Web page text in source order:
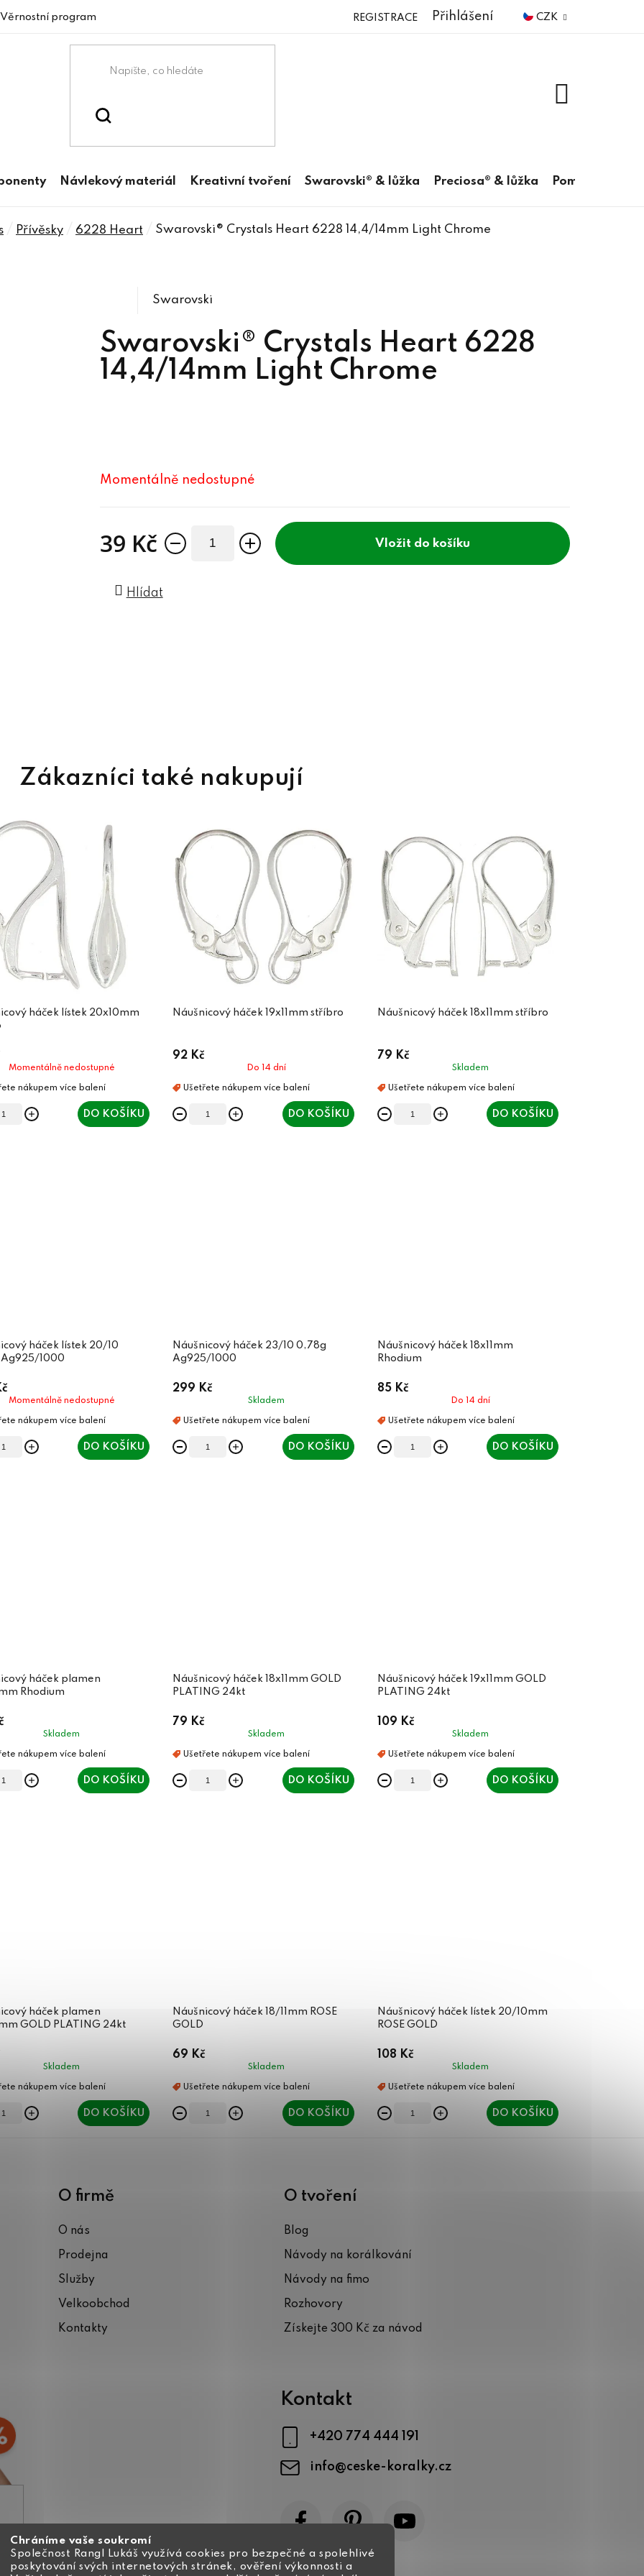
Chráníme vaše soukromí
Společnost Rangl Lukáš využívá cookies pro bezpečné a spolehlivé
poskytování svých internetových stránek, ověření výkonnosti a
Věrnostní program CZK
Přihlášení
REGISTRACE
Návlekový materiál Kreativní tvoření Swarovski® & lůžka Preciosa® & lůžka Pomůcky
Přívěsky 6228 Heart Swarovski® Crystals Heart 6228 14,4/14mm Light Chrome
Swarovski® Crystals Heart 6228
14,4/14mm Light Chrome
Swarovski
Momentálně nedostupné
39 Kč do košíku
Hlídat
háček lístek 20x10mm
Momentálně nedostupné
DO KOŠÍKU
Náušnicový háček 19x11mm stříbro
92 Kč
Do 14 dní
DO KOŠÍKU
Náušnicový háček 18x11mm stříbro
79 Kč
Skladem
DO KOŠÍKU
háček lístek 20/10
1000
Momentálně nedostupné
DO KOŠÍKU
Náušnicový háček 23/10 0,78g
Ag925/1000
299 Kč
Skladem
DO KOŠÍKU
Náušnicový háček 18x11mm
Rhodium
85 Kč
Do 14 dní
DO KOŠÍKU
háček plamen
Rhodium
Skladem
DO KOŠÍKU
Náušnicový háček 18x11mm GOLD
PLATING 24kt
79 Kč
Skladem
DO KOŠÍKU
Náušnicový háček 19x11mm GOLD
PLATING 24kt
109 Kč
Skladem
DO KOŠÍKU
háček plamen
GOLD PLATING 24kt
Skladem
DO KOŠÍKU
Náušnicový háček 18/11mm ROSE
GOLD
69 Kč
Skladem
DO KOŠÍKU
Náušnicový háček lístek 20/10mm
ROSE GOLD
108 Kč
Skladem
DO KOŠÍKU
O firmě
O nás
Prodejna
Služby
Velkoobchod
Kontakty
O tvoření
Blog
Návody na korálkování
Návody na fimo
Rozhovory
Získejte 300 Kč za návod
Kontakt
info@ceske-koralky.cz
+420 774 444 191